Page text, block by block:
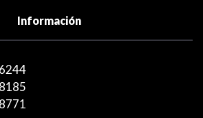
Información